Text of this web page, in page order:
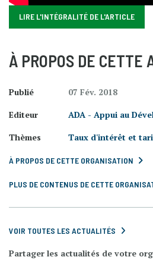
LIRE L'INTÉGRALITÉ DE L'ARTICLE
À PROPOS DE CETTE
Publié
07 Fév. 2018
Editeur
ADA - Appui au
Thèmes
Taux d'intérêt et
À PROPOS DE CETTE ORGANISATION
PLUS DE CONTENUS DE CETTE
VOIR TOUTES LES ACTUALITÉS
Partager les actualités de votre